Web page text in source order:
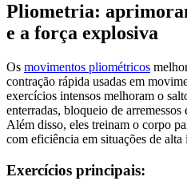
Pliometria:
e a força explosiva
Os movimentos pliométricos
contração rápida usadas em
exercícios intensos melhoram o
enterradas, bloqueio de
Além disso, eles treinam o corpo
com eficiência em situações de alta
Exercícios principais: